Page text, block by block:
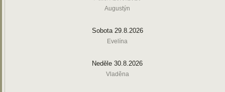
Augustýn
Sobota 29.8.2026
Evelína
Neděle 30.8.2026
Vladěna